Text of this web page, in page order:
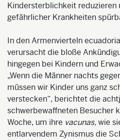
Kindersterblichkeit reduzieren
gefährlicher Krankheiten
In den Armenvierteln
verursacht die bloße
hingegen bei Kindern und
„Wenn die Männer nachts
müssen wir Kinder uns ganz
verstecken“, berichtet die
schwerbewaffneten Besucher
Woche, um ihre vacunas,wie
entlarvendem Zynismus die